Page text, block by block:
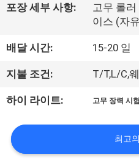
에
하
여
공
장
포장 세부 사항:
고무 롤
이스 (자
배달 시간: 15-20 일
지불 조건: T/T,L/C,
하이 라이트: 고무 장력 시험
최고